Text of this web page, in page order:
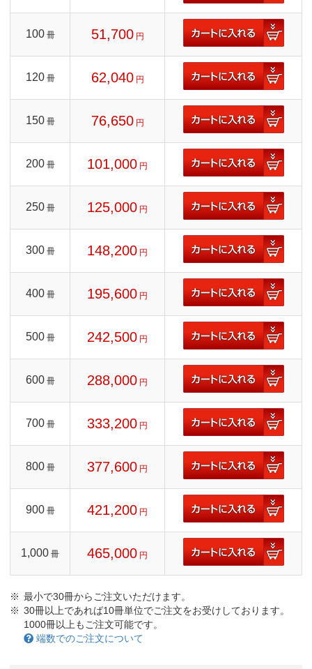
100 冊 51,700 円
120 冊 62,040 円
150 冊 76,650 円
200 冊 101,000 円
250 冊 125,000 円
300 冊 148,200 円
400 冊 195,600 円
500 冊 242,500 円
600 冊 288,000 円
700 冊 333,200 円
800 冊 377,600 円
900 冊 421,200 円
1,000 冊 465,000 円
最小で30冊からご注文いただけます。
30冊以上であれば10冊単位でご注文をお受けしております。
1000冊以上もご注文可能です。
端数でのご注文について